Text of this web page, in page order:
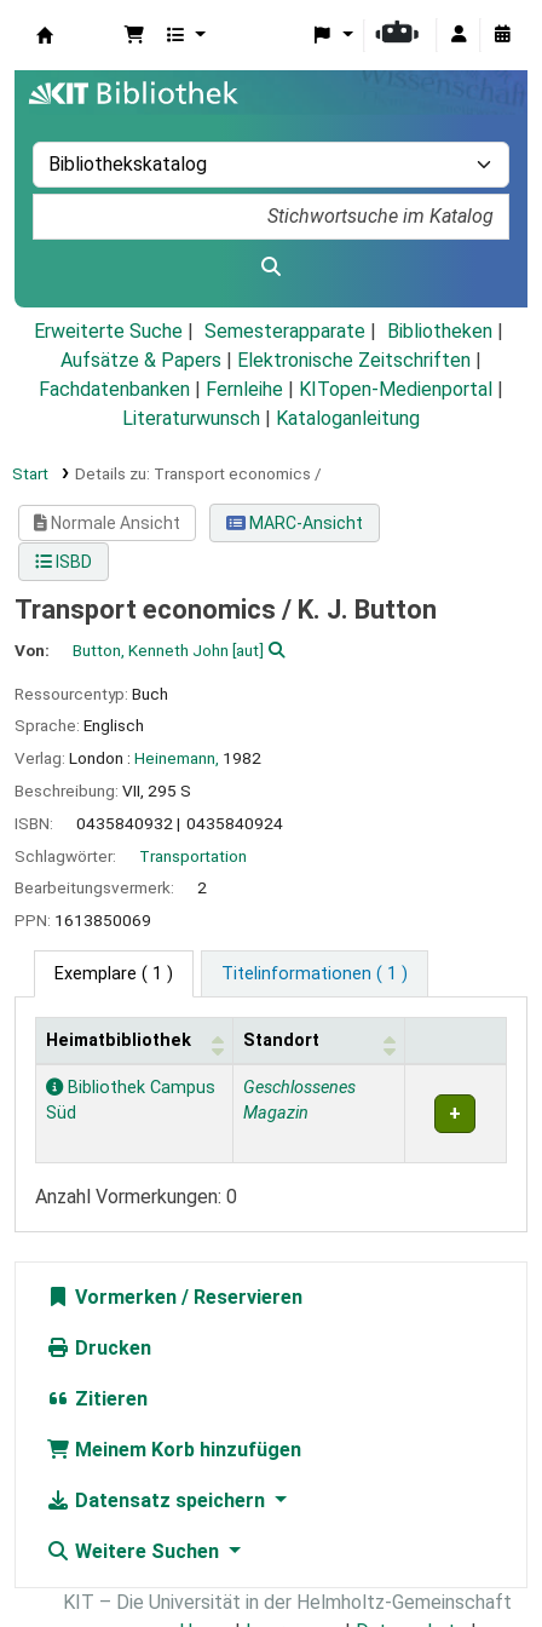
Erweiterte Suche Semesterapparate
Bibliotheken
Aufsätze & Papers
Elektronische Zeitschriften
Fachdatenbanken
Fernleihe KITopen-Medienportal
Literaturwunsch
Kataloganleitung
Start Details zu: Transport economics /
Normale Ansicht
MARC-Ansicht
ISBD
Transport economics / K. J. Button
Von: Button, Kenneth John [aut]
Ressourcentyp: Buch
Sprache: Englisch
Verlag: London : Heinemann, 1982
Beschreibung: VII, 295 S
ISBN:
0435840932
0435840924
Schlagwörter:
Transportation
Bearbeitungsvermerk:
2
PPN: 1613850069
Exemplare ( 1 ) Titelinformationen ( 1 )
Exemplare
Heimatbibliothek Standort
Bibliothek Campus
Süd
Geschlossenes
Magazin
Anzahl Vormerkungen: 0
Vormerken
Drucken
Zitieren
Meinem Korb hinzufügen
Datensatz speichern
Weitere Suchen
KIT – Die Universität in der Helmholtz-Gemeinschaft